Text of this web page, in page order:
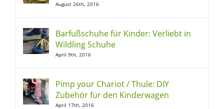
August 26th, 2016
Barfußschuhe für Kinder: Verliebt in
Wildling Schuhe
April 9th, 2016
Pimp your Chariot / Thule: DIY
Zubehör für den Kinderwagen
April 17th, 2016